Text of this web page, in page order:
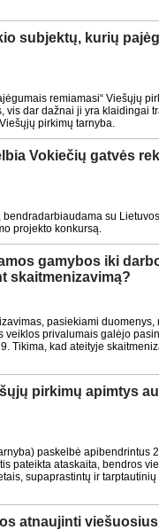
subjektų, kurių
remiamasi“ Viešųjų
vis dar dažnai ji yra klaidingai
pirkimų tarnyba.
Vokiečių gatvės
su
projekto konkursą.
gamybos iki
skaitmenizavimą?
pasiekiami
veiklos privalumais galėjo
Tikima, kad ateityje
pirkimų apimtys
paskelbė apibendrintus
pateikta ataskaita, bendros
supaprastintų ir
atnaujinti